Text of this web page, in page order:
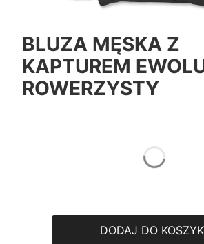
BLUZA MĘSKA Z
KAPTUREM
ROWERZYSTY
DODAJ DO